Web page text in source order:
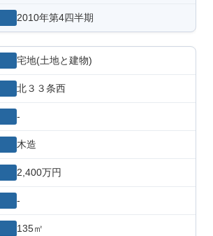
2010年第4四半期
宅地(土地と建物)
北３３条西
-
木造
2,400万円
-
135㎡